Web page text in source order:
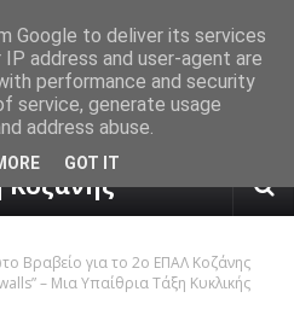
πρόγνωση καιρού από το
Βραβείο για το 2ο ΕΠΑΛ Κοζάνης
– Μια Υπαίθρια Τάξη Κυκλικής
Google to deliver its services
address and user-agent are
performance and security
service, generate usage
address abuse.
GOT IT